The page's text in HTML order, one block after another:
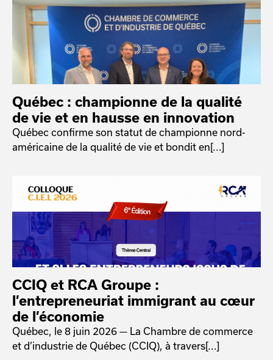
Québec : championne de la qualité
de vie et en hausse en innovation
Québec confirme son statut de championne nord-
américaine de la qualité de vie et bondit en[...]
CCIQ et RCA Groupe :
l’entrepreneuriat immigrant au cœur
de l’économie
Québec, le 8 juin 2026 — La Chambre de commerce
et d’industrie de Québec (CCIQ), à travers[...]